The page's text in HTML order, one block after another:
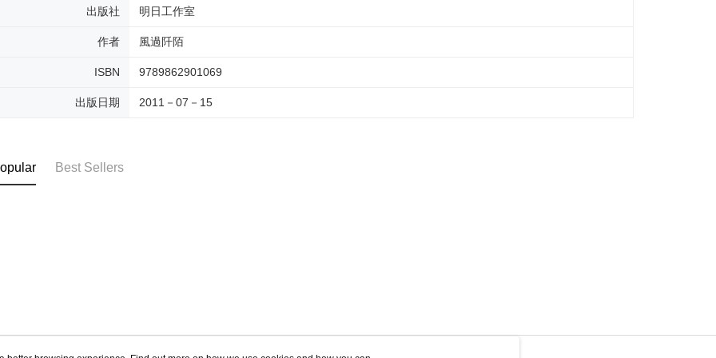
出版社 明日工作室
作者 風過阡陌
ISBN 9789862901069
出版日期 2011－07－15
Best Sellers